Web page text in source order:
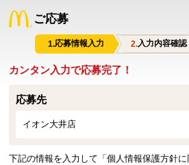
ご応募
応募情報入力 入力内容確認
カンタン入力で応募完了！
応募先
イオン大井店
下記の情報を入力して「個人情報保護方針